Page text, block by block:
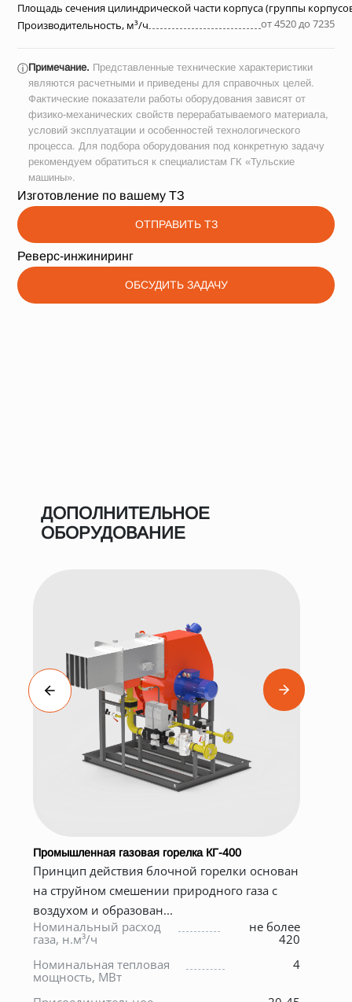
Площадь сечения цилиндрической части корпуса (группы
Производительность, м³/ч
от 4520 до 7235
ⓘПримечание. Представленные технические характеристики
являются расчетными и приведены для справочных целей.
Фактические показатели работы оборудования зависят от
физико-механических свойств перерабатываемого материала,
условий эксплуатации и особенностей технологического
процесса. Для подбора оборудования под конкретную задачу
рекомендуем обратиться к специалистам ГК «Тульские
машины».
Изготовление по вашему ТЗ
ОТПРАВИТЬ ТЗ
Реверс-инжиниринг
ОБСУДИТЬ ЗАДАЧУ
ДОПОЛНИТЕЛЬНОЕ
ОБОРУДОВАНИЕ
Промышленная газовая горелка КГ-400
Принцип действия блочной горелки основан
на струйном смешении природного газа с
воздухом и образован...
Номинальный расход
газа, н.м³/ч
не более
420
Номинальная тепловая
мощность, МВт
4